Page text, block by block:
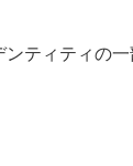
ティティの